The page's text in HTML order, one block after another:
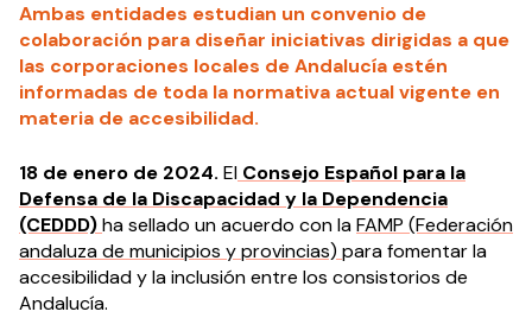
Ambas entidades estudian un convenio de
colaboración para diseñar iniciativas dirigidas a que
las corporaciones locales de Andalucía estén
informadas de toda la normativa actual vigente en
materia de accesibilidad.
18 de enero de 2024. El Consejo Español para la
Defensa de la Discapacidad y la Dependencia
(CEDDD)ha sellado un acuerdo con laFAMP (Federación
andaluza de municipios y provincias) para fomentar la
accesibilidad y la inclusión entre los consistorios de
Andalucía.